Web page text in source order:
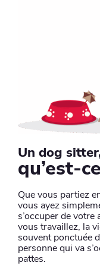
Un dog
qu’est-
Que vous partiez
vous ayez
s’occuper de
vous travaillez, la
souvent ponctuée
personne qui va
pattes.